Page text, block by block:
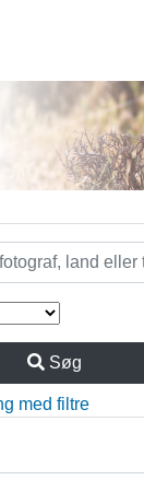
Søg
med filtre